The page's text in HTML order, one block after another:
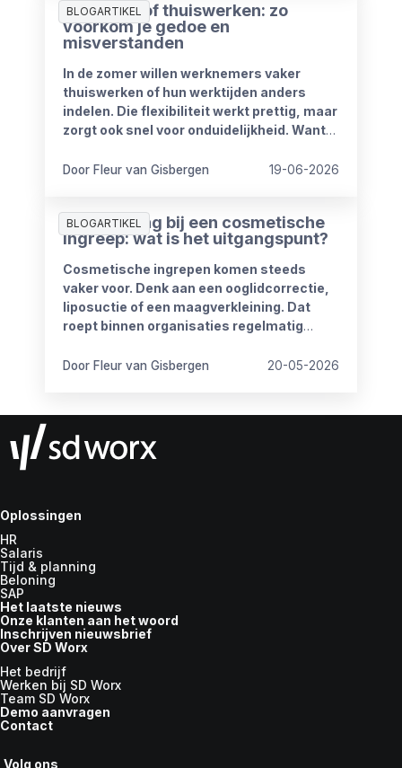
BLOGARTIKEL
Zomerproof thuiswerken: zo
voorkom je gedoe en
misverstanden
In de zomer willen werknemers vaker
thuiswerken of hun werktijden anders
indelen. Die flexibiliteit werkt prettig, maar
zorgt ook snel voor onduidelijkheid. Want
iemand bereikbaar? En hoe blijft het werk
Door Fleur van Gisbergen 19-06-2026
BLOGARTIKEL
Ziekmelding bij een cosmetische
ingreep: wat is het uitgangspunt?
Cosmetische ingrepen komen steeds
vaker voor. Denk aan een ooglidcorrectie,
liposuctie of een maagverkleining. Dat
roept binnen organisaties regelmatig
Door Fleur van Gisbergen 20-05-2026
Oplossingen
HR
Salaris
Tijd & planning
Beloning
SAP
Het laatste nieuws
Onze klanten aan het woord
Inschrijven nieuwsbrief
Over SD Worx
Het bedrijf
Werken bij SD Worx
Team SD Worx
Demo aanvragen
Contact
Volg ons